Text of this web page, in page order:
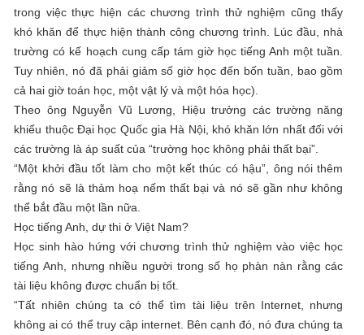
trong việc thực hiện các chương trình thử nghiệm cũng thấy
khó khăn để thực hiện thành công chương trình. Lúc đầu, nhà
trường có kế hoạch cung cấp tám giờ học tiếng Anh một tuần.
Tuy nhiên, nó đã phải giảm số giờ học đến bốn tuần, bao gồm
cả hai giờ toán học, một vật lý và một hóa học).
Theo ông Nguyễn Vũ Lương, Hiệu trưởng các trường năng
khiếu thuộc Đại học Quốc gia Hà Nội, khó khăn lớn nhất đối với
các trường là áp suất của “trường học không phải thất bại”.
“Một khởi đầu tốt làm cho một kết thúc có hậu”, ông nói thêm
rằng nó sẽ là thảm hoạ nếm thất bại và nó sẽ gần như không
thể bắt đầu một lần nữa.
Học tiếng Anh, dự thi ở Việt Nam?
Học sinh hào hứng với chương trình thử nghiệm vào việc học
tiếng Anh, nhưng nhiều người trong số họ phàn nàn rằng các
tài liệu không được chuẩn bị tốt.
“Tất nhiên chúng ta có thể tìm tài liệu trên Internet, nhưng
không ai có thể truy cập internet. Bên cạnh đó, nó đưa chúng ta